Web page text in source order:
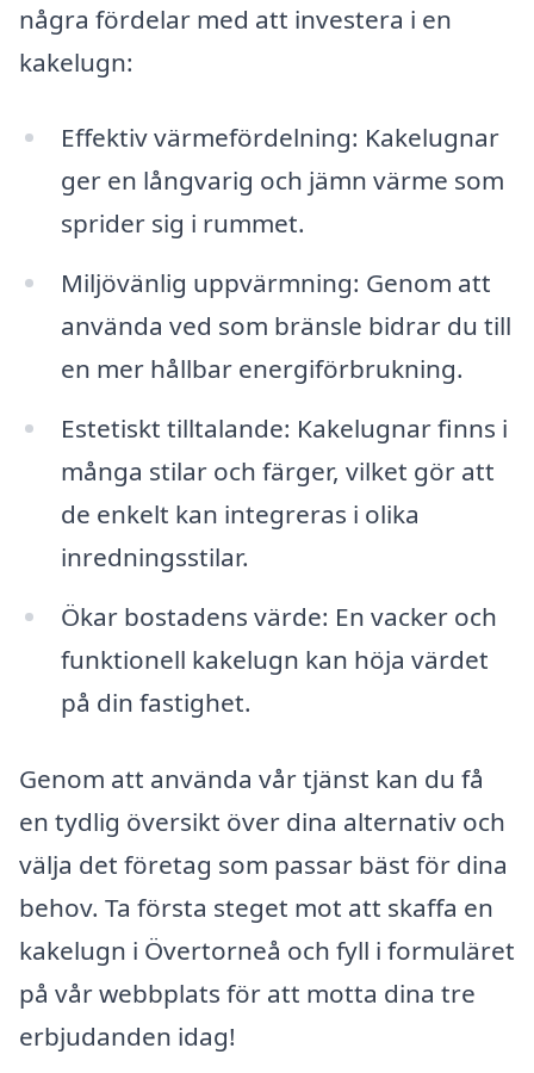
några fördelar med att investera i en
kakelugn:
Effektiv värmefördelning: Kakelugnar
ger en långvarig och jämn värme som
sprider sig i rummet.
Miljövänlig uppvärmning: Genom att
använda ved som bränsle bidrar du till
en mer hållbar energiförbrukning.
Estetiskt tilltalande: Kakelugnar finns i
många stilar och färger, vilket gör att
de enkelt kan integreras i olika
inredningsstilar.
Ökar bostadens värde: En vacker och
funktionell kakelugn kan höja värdet
på din fastighet.
Genom att använda vår tjänst kan du få
en tydlig översikt över dina alternativ och
välja det företag som passar bäst för dina
behov. Ta första steget mot att skaffa en
kakelugn i Övertorneå och fyll i formuläret
på vår webbplats för att motta dina tre
erbjudanden idag!